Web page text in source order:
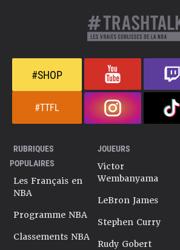
#SHOP
#TTFL
RUBRIQUES
POPULAIRES
Les Français en
NBA
Programme NBA
Classements NBA
JOUEURS
Victor
Wembanyama
LeBron James
Stephen Curry
Rudy Gobert